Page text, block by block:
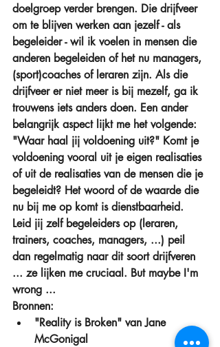
doelgroep verder brengen. Die drijfveer
om te blijven werken aan jezelf - als
begeleider - wil ik voelen in mensen die
anderen begeleiden of het nu managers,
(sport)coaches of leraren zijn. Als die
drijfveer er niet meer is bij mezelf, ga ik
trouwens iets anders doen. Een ander
belangrijk aspect lijkt me het volgende:
"Waar haal jij voldoening uit?" Komt je
voldoening vooral uit je eigen realisaties
of uit de realisaties van de mensen die je
begeleidt? Het woord of de waarde die
nu bij me op komt is dienstbaarheid.
Leid jij zelf begeleiders op (leraren,
trainers, coaches, managers, ...) peil
dan regelmatig naar dit soort drijfveren
... ze lijken me cruciaal. But maybe I'm
wrong ...
Bronnen:
"Reality is Broken" van Jane
McGonigal